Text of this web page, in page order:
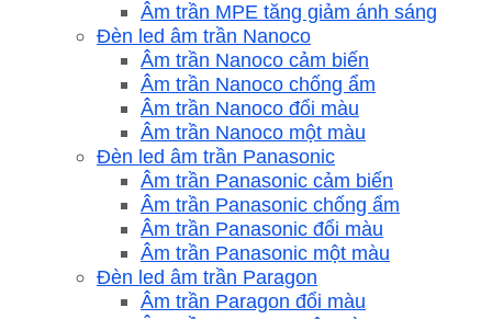
Âm trần MPE tăng giảm ánh sáng
Đèn led âm trần Nanoco
Âm trần Nanoco cảm biến
Âm trần Nanoco chống ẩm
Âm trần Nanoco đổi màu
Âm trần Nanoco một màu
Đèn led âm trần Panasonic
Âm trần Panasonic cảm biến
Âm trần Panasonic chống ẩm
Âm trần Panasonic đổi màu
Âm trần Panasonic một màu
Đèn led âm trần Paragon
Âm trần Paragon đổi màu